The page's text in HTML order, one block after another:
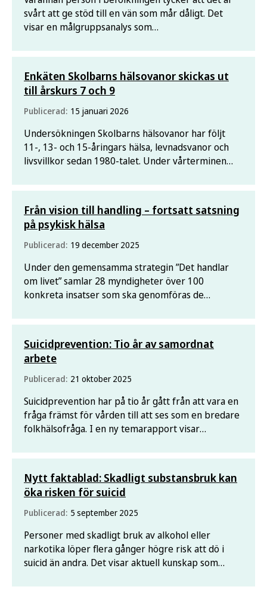
svårt att ge stöd till en vän som mår dåligt. Det
visar en målgruppsanalys som
man ska fråga och den egna förmågan att ge stöd
Enkäten Skolbarns hälsovanor skickas ut
till årskurs 7 och 9
Publicerad: 15 januari 2026
Undersökningen Skolbarns hälsovanor har följt
11-, 13- och 15-åringars hälsa, levnadsvanor och
livsvillkor sedan 1980-talet. Under vårterminen
Från vision till handling – fortsatt satsning
på psykisk hälsa
Publicerad: 19 december 2025
Under den gemensamma strategin ”Det handlar
om livet” samlar 28 myndigheter över 100
konkreta insatser som ska genomföras de
hälsan i befolkningen. Folkhälsomyndigheten och
Socialstyrelsen ska vägleda och samordna arbetet,
men utvecklingen är ett
Suicidprevention: Tio år av samordnat
arbete
Publicerad: 21 oktober 2025
Suicidprevention har på tio år gått från att vara en
fråga främst för vården till att ses som en bredare
folkhälsofråga. I en ny temarapport visar
utvecklats och vilka framsteg som har skett i
Nytt faktablad: Skadligt substansbruk kan
öka risken för suicid
Publicerad: 5 september 2025
Personer med skadligt bruk av alkohol eller
narkotika löper flera gånger högre risk att dö i
suicid än andra. Det visar aktuell kunskap som
Folkhälsomyndigheten.